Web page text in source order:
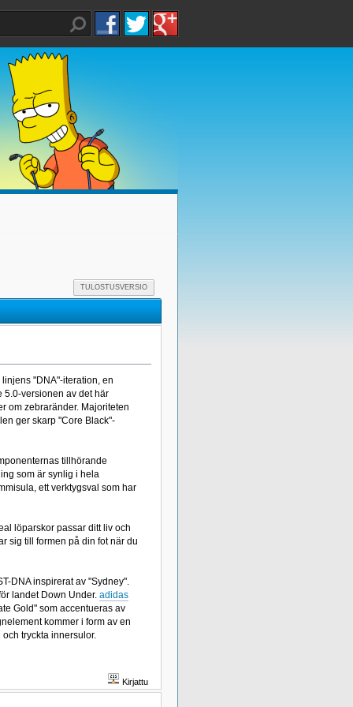
TULOSTUSVERSIO
"DNA"-iteration, en
5.0-versionen av det här
om zebraränder. Majoriteten
ger skarp "Core Black"-
tillhörande
som är synlig i hela
ett verktygsval som har
löparskor passar ditt liv och
sig till formen på din fot när du
DNA inspirerat av "Sydney".
landet Down Under. adidas
Gold" som accentueras av
kommer i form av en
tryckta innersulor.
Kirjattu